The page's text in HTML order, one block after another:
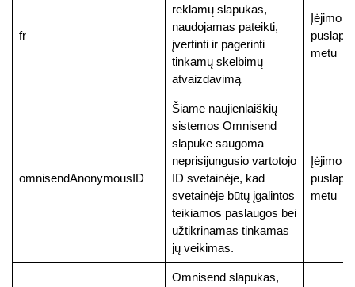
fr
reklamų slapukas,
naudojamas pateikti,
įvertinti ir pagerinti
tinkamų skelbimų
atvaizdavimą
Įėjimo į
puslapį
metu
omnisendAnonymousID
Šiame naujienlaiškių
sistemos Omnisend
slapuke saugoma
neprisijungusio vartotojo
ID svetainėje, kad
svetainėje būtų įgalintos
teikiamos paslaugos bei
užtikrinamas tinkamas
jų veikimas.
Įėjimo į
puslapį
metu
Omnisend slapukas,